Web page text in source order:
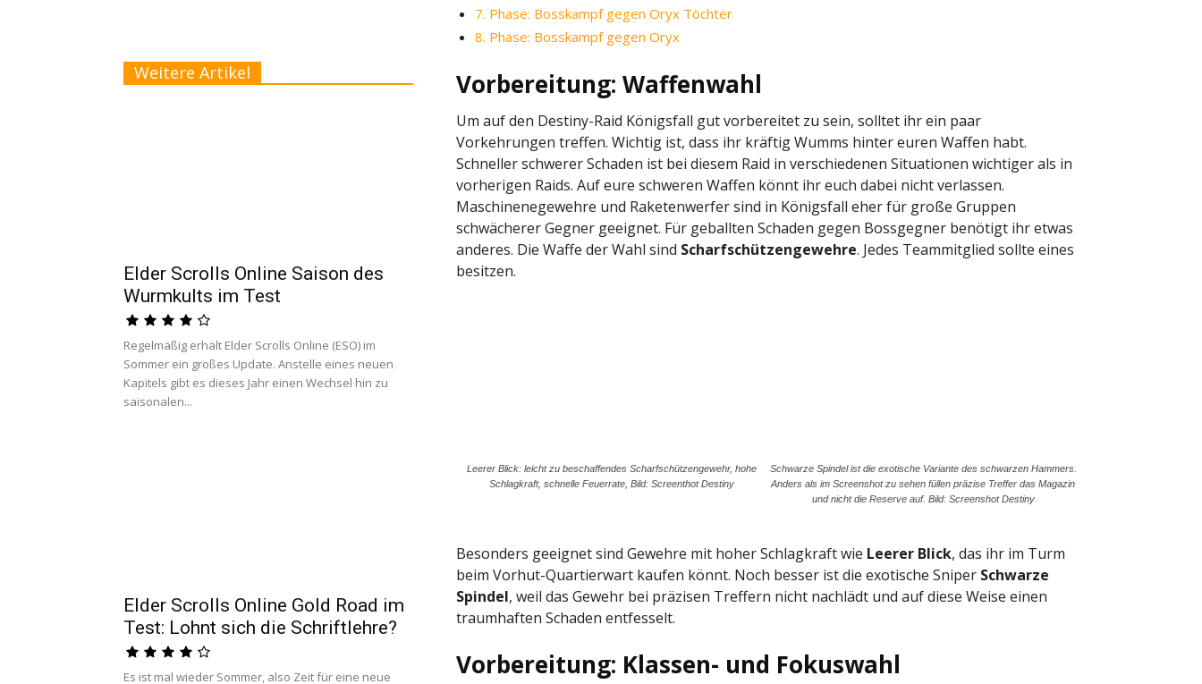
7. Phase: Bosskampf gegen Oryx Töchter
8. Phase: Bosskampf gegen Oryx
Vorbereitung: Waffenwahl
Um auf den Destiny-Raid Königsfall gut vorbereitet zu sein, solltet ihr ein paar
Vorkehrungen treffen. Wichtig ist, dass ihr kräftig Wumms hinter euren Waffen habt.
Schneller schwerer Schaden ist bei diesem Raid in verschiedenen Situationen wichtiger als in
vorherigen Raids. Auf eure schweren Waffen könnt ihr euch dabei nicht verlassen.
Maschinenegewehre und Raketenwerfer sind in Königsfall eher für große Gruppen
schwächerer Gegner geeignet. Für geballten Schaden gegen Bossgegner benötigt ihr etwas
anderes. Die Waffe der Wahl sind Scharfschützengewehre. Jedes Teammitglied sollte eines
besitzen.
Leerer Blick: leicht zu beschaffendes Scharfschützengewehr, hohe
Schlagkraft, schnelle Feuerrate, Bild: Screenthot Destiny
Schwarze Spindel ist die exotische Variante des schwarzen Hammers.
Anders als im Screenshot zu sehen füllen präzise Treffer das Magazin
und nicht die Reserve auf. Bild: Screenshot Destiny
Besonders geeignet sind Gewehre mit hoher Schlagkraft wie Leerer Blick, das ihr im Turm
beim Vorhut-Quartierwart kaufen könnt. Noch besser ist die exotische Sniper Schwarze
Spindel, weil das Gewehr bei präzisen Treffern nicht nachlädt und auf diese Weise einen
traumhaften Schaden entfesselt.
Vorbereitung: Klassen- und Fokuswahl
Weitere Artikel
Elder Scrolls Online Saison des
Wurmkults im Test
Regelmäßig erhält Elder Scrolls Online (ESO) im
Sommer ein großes Update. Anstelle eines neuen
Kapitels gibt es dieses Jahr einen Wechsel hin zu
saisonalen...
Elder Scrolls Online Gold Road im
Test: Lohnt sich die Schriftlehre?
Es ist mal wieder Sommer, also Zeit für eine neue